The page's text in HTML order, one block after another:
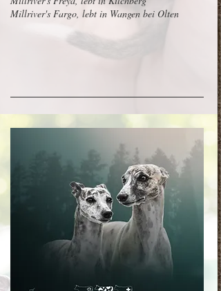
Millriver's Fargo, lebt in Wangen bei Olten